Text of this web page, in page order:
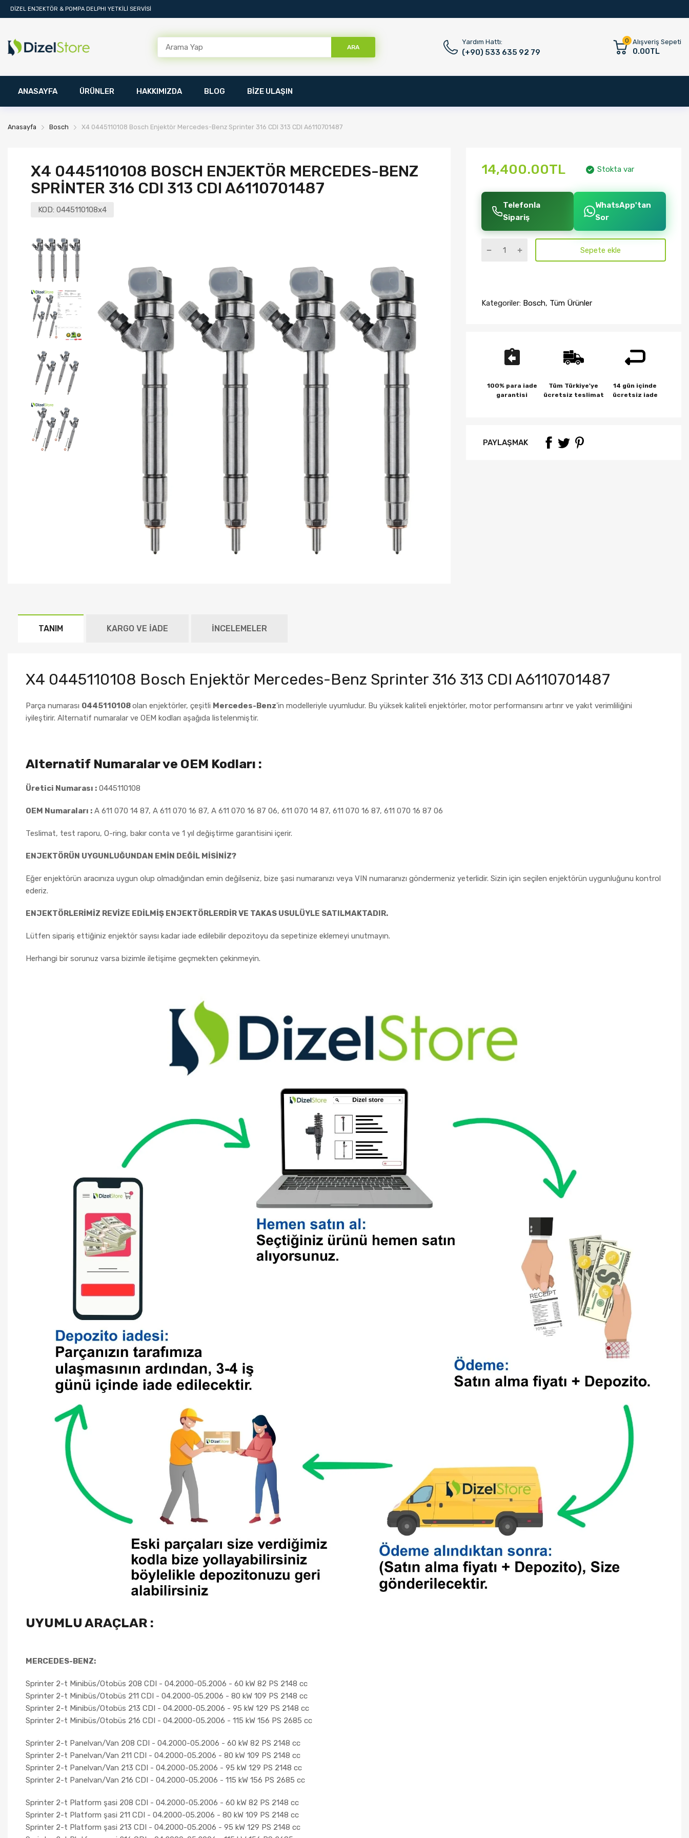
DİZEL ENJEKTÖR & POMPA DELPHI YETKİLİ SERVİSİ
ARA
Yardım Hattı:
(+90) 533 635 92 79
0 Alışveriş Sepeti
0.00TL
ANASAYFA ÜRÜNLER HAKKIMIZDA BLOG BİZE ULAŞIN
Anasayfa Bosch X4 0445110108 Bosch Enjektör Mercedes-Benz Sprinter 316 CDI 313 CDI A6110701487
X4 0445110108 BOSCH ENJEKTÖR MERCEDES-BENZ
SPRINTER 316 CDI 313 CDI A6110701487
KOD: 0445110108x4
14,400.00TL Stokta var
Telefonla
Sipariş
WhatsApp'tan
Sor
Sepete ekle
Kategoriler:Bosch, Tüm Ürünler
100% para iade
garantisi
Tüm Türkiye'ye
ücretsiz teslimat
14 gün içinde
ücretsiz iade
PAYLAŞMAK
TANIM KARGO VE İADE İNCELEMELER
X4 0445110108 Bosch Enjektör Mercedes-Benz Sprinter 316 313 CDI A6110701487
Parça numarası 0445110108olan enjektörler, çeşitli Mercedes-Benz'in modelleriyle uyumludur. Bu yüksek kaliteli enjektörler, motor performansını artırır ve yakıt verimliliğini
iyileştirir. Alternatif numaralar ve OEM kodları aşağıda listelenmiştir.
Alternatif Numaralar ve OEM Kodları :
Üretici Numarası : 0445110108
OEM Numaraları : A 611 070 14 87, A 611 070 16 87, A 611 070 16 87 06, 611 070 14 87, 611 070 16 87, 611 070 16 87 06
Teslimat, test raporu, O-ring, bakır conta ve 1 yıl değiştirme garantisini içerir.
ENJEKTÖRÜN UYGUNLUĞUNDAN EMİN DEĞİL MİSİNİZ?
Eğer enjektörün aracınıza uygun olup olmadığından emin değilseniz, bize şasi numaranızı veya VIN numaranızı göndermeniz yeterlidir. Sizin için seçilen enjektörün uygunluğunu kontrol
ederiz.
ENJEKTÖRLERİMİZ REVİZE EDİLMİŞ ENJEKTÖRLERDİR VE TAKAS USULÜYLE SATILMAKTADIR.
Lütfen sipariş ettiğiniz enjektör sayısı kadar iade edilebilir depozitoyu da sepetinize eklemeyi unutmayın.
Herhangi bir sorunuz varsa bizimle iletişime geçmekten çekinmeyin.
UYUMLU ARAÇLAR :
MERCEDES-BENZ:
Sprinter 2-t Minibüs/Otobüs 208 CDI - 04.2000-05.2006 - 60 kW 82 PS 2148 cc
Sprinter 2-t Minibüs/Otobüs 211 CDI - 04.2000-05.2006 - 80 kW 109 PS 2148 cc
Sprinter 2-t Minibüs/Otobüs 213 CDI - 04.2000-05.2006 - 95 kW 129 PS 2148 cc
Sprinter 2-t Minibüs/Otobüs 216 CDI - 04.2000-05.2006 - 115 kW 156 PS 2685 cc
Sprinter 2-t Panelvan/Van 208 CDI - 04.2000-05.2006 - 60 kW 82 PS 2148 cc
Sprinter 2-t Panelvan/Van 211 CDI - 04.2000-05.2006 - 80 kW 109 PS 2148 cc
Sprinter 2-t Panelvan/Van 213 CDI - 04.2000-05.2006 - 95 kW 129 PS 2148 cc
Sprinter 2-t Panelvan/Van 216 CDI - 04.2000-05.2006 - 115 kW 156 PS 2685 cc
Sprinter 2-t Platform şasi 208 CDI - 04.2000-05.2006 - 60 kW 82 PS 2148 cc
Sprinter 2-t Platform şasi 211 CDI - 04.2000-05.2006 - 80 kW 109 PS 2148 cc
Sprinter 2-t Platform şasi 213 CDI - 04.2000-05.2006 - 95 kW 129 PS 2148 cc